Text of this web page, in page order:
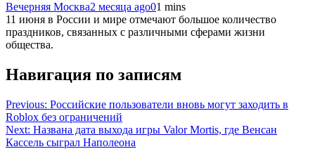
Вечерняя Москва2 месяца ago01 mins
11 июня в России и мире отмечают большое количество
праздников, связанных с различными сферами жизни
общества.
Навигация по записям
Previous: Российские пользователи вновь могут заходить в
Roblox без ограничений
Next: Названа дата выхода игры Valor Mortis, где Венсан
Кассель сыграл Наполеона